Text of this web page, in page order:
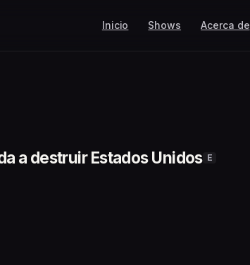
Inicio Shows Acerca de
a destruir Estados Unidos E